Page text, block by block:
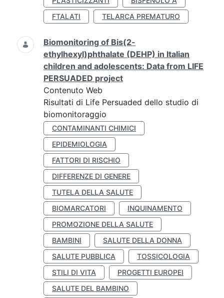
FTALATI
TELARCA PREMATURO
Biomonitoring of Bis(2-
ethylhexyl)phthalate (DEHP) in Italian
children and adolescents: Data from LIFE
PERSUADED project
Contenuto Web
Risultati di Life Persuaded dello studio di
biomonitoraggio
CONTAMINANTI CHIMICI
EPIDEMIOLOGIA
FATTORI DI RISCHIO
DIFFERENZE DI GENERE
TUTELA DELLA SALUTE
BIOMARCATORI
INQUINAMENTO
PROMOZIONE DELLA SALUTE
BAMBINI
SALUTE DELLA DONNA
SALUTE PUBBLICA
TOSSICOLOGIA
STILI DI VITA
PROGETTI EUROPEI
SALUTE DEL BAMBINO